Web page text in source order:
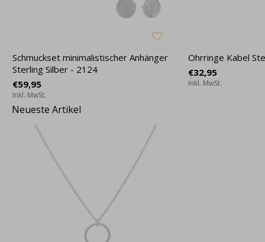
Schmuckset minimalistischer Anhänger
Sterling Silber - 2124
€59,95
Inkl. MwSt.
Ohrringe Kabel
€32,95
Inkl. MwSt.
Neueste Artikel